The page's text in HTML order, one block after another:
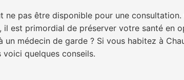
pas être disponible pour une
est primordial de préserver votre santé en
médecin de garde ? Si vous habitez à
quelques conseils.